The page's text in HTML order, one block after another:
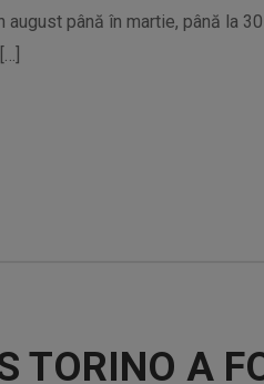
august până în martie, până la
TORINO A